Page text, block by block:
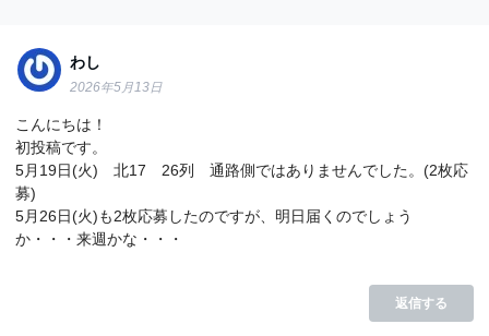
わし
2026年5月13日
こんにちは！
初投稿です。
5月19日(火) 北17 26列 通路側ではありませんでした。(2枚応
募)
5月26日(火)も2枚応募したのですが、明日届くのでしょう
か・・・来週かな・・・
返信する